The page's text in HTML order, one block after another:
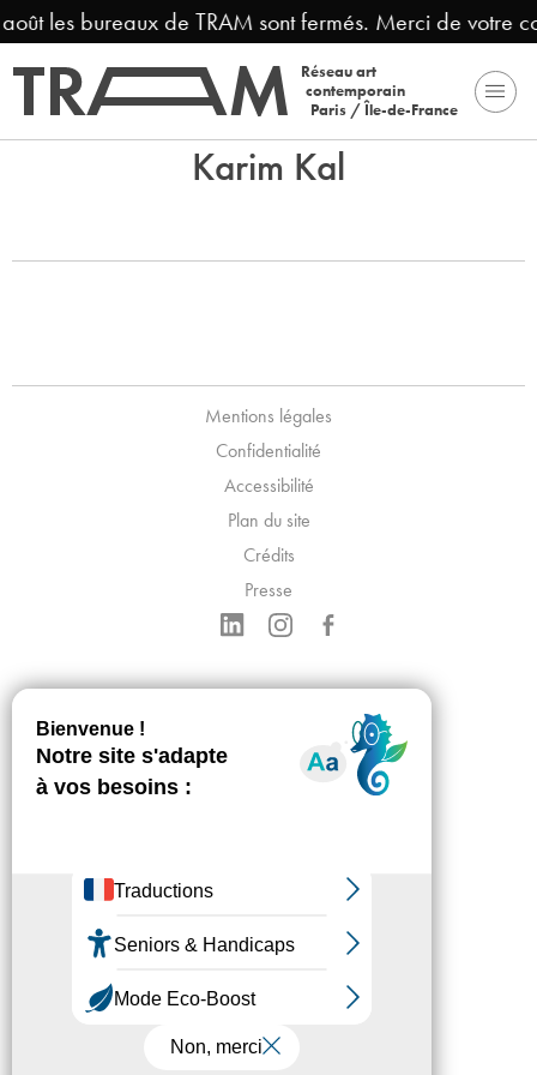
les bureaux de TRAM sont fermés. Merci de votre
Réseau art
contemporain
Paris / Île-de-France
Karim Kal
Mentions légales
Confidentialité
Accessibilité
Plan du site
Crédits
Presse